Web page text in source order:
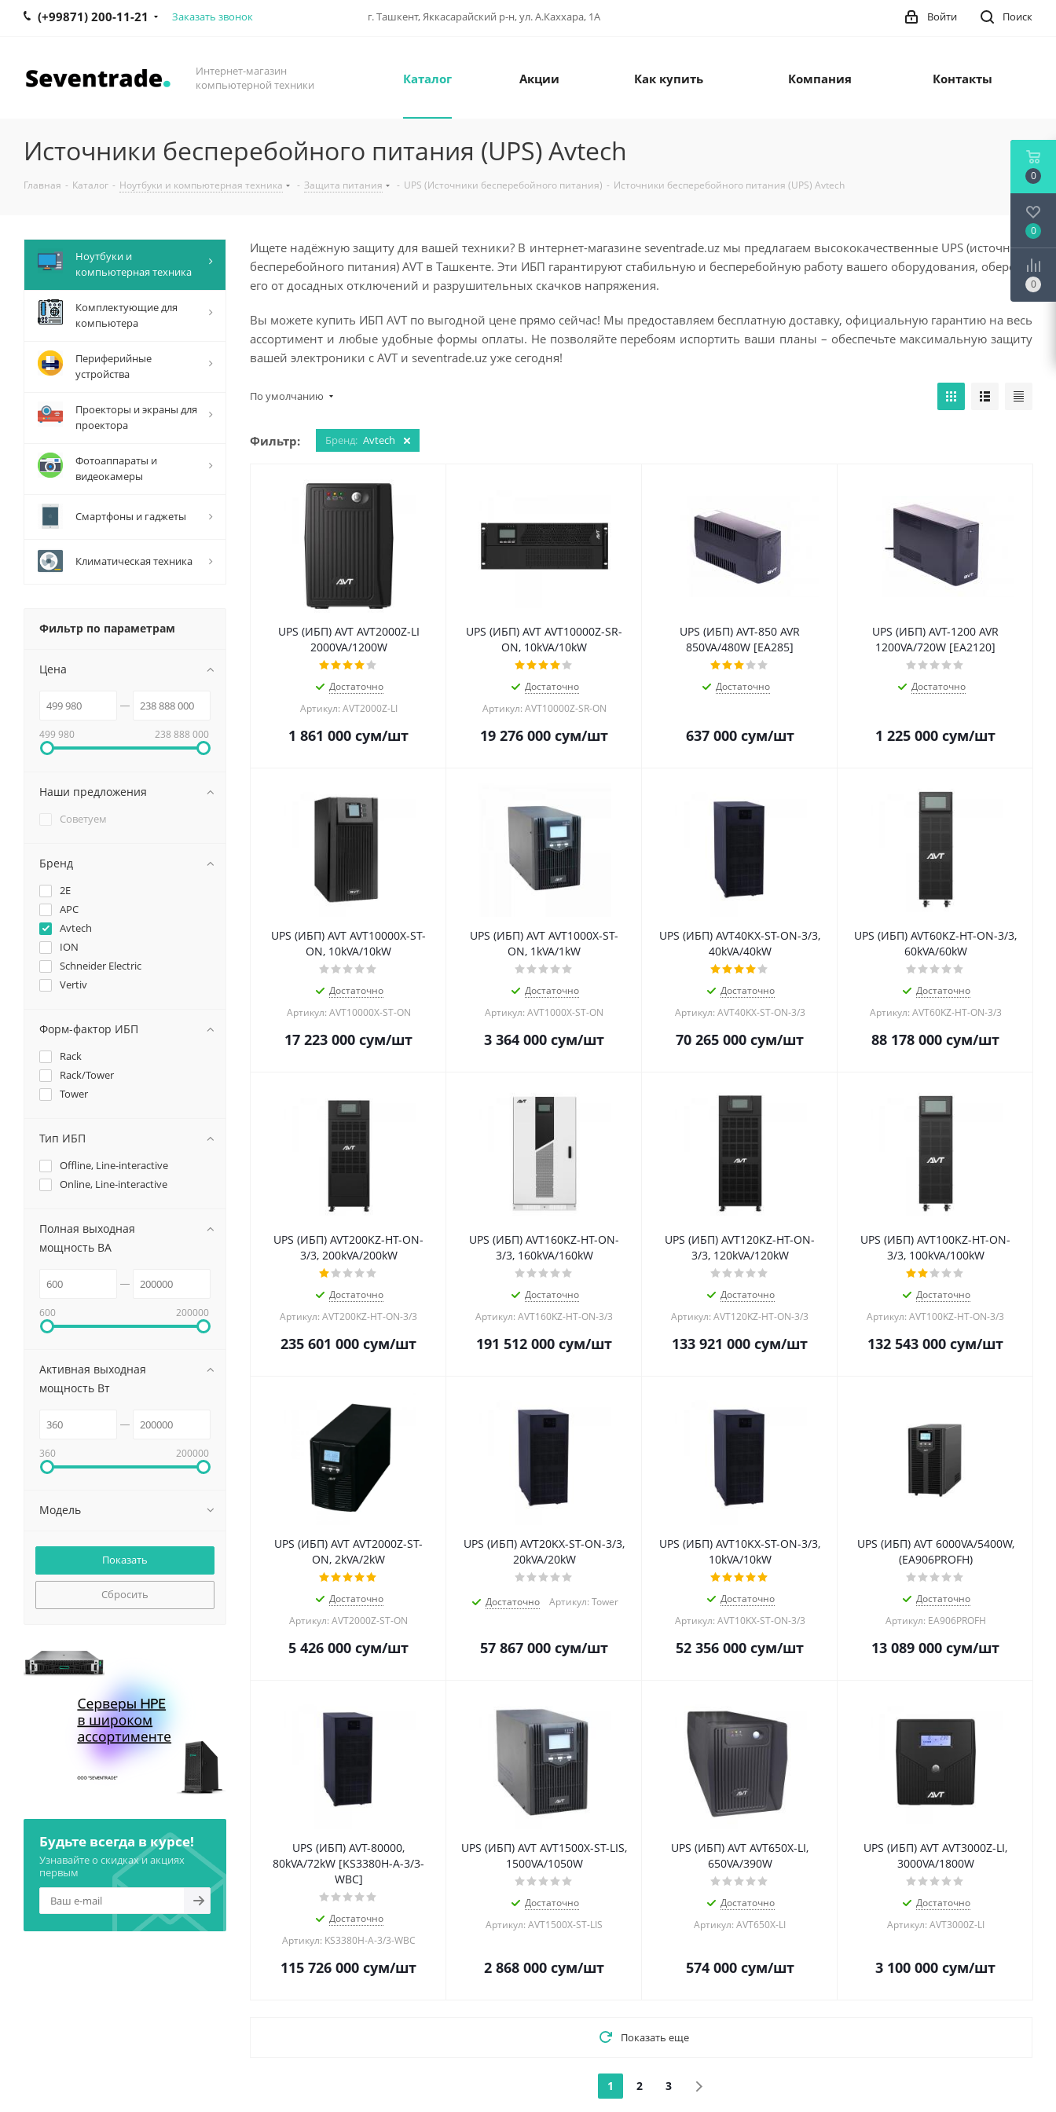
(+99871) 200-11-21 Заказать звонок г. Ташкент, Яккасарайский р-н, ул. А.Каххара, 1А Поиск
Войти
Интернет-магазин
компьютерной техники
Каталог Акции Как купить Компания Контакты
Источники бесперебойного питания (UPS) Avtech
Главная - Каталог - Ноутбуки и компьютерная техника - Защита питания - UPS (Источники бесперебойного питания) - Источники бесперебойного питания (UPS) Avtech
Ищете надёжную защиту для вашей техники? В интернет-магазине seventrade.uz мы предлагаем высококачественные UPS (источники
бесперебойного питания) AVT в Ташкенте. Эти ИБП гарантируют стабильную и бесперебойную работу вашего оборудования, оберегая
его от досадных отключений и разрушительных скачков напряжения.
Вы можете купить ИБП AVT по выгодной цене прямо сейчас! Мы предоставляем бесплатную доставку, официальную гарантию на весь
ассортимент и любые удобные формы оплаты. Не позволяйте перебоям испортить ваши планы – обеспечьте максимальную защиту
вашей электроники с AVT и seventrade.uz уже сегодня!
По умолчанию
Фильтр: Бренд: Avtech
UPS (ИБП) AVT AVT2000Z-LI
2000VA/1200W
Достаточно
Артикул: AVT2000Z-LI
1 861 000 сум/шт
UPS (ИБП) AVT AVT10000Z-SR-
ON, 10kVA/10kW
Достаточно
Артикул: AVT10000Z-SR-ON
19 276 000 сум/шт
UPS (ИБП) AVT-850 AVR
850VA/480W [EA285]
Достаточно
637 000сум/шт
UPS (ИБП) AVT-1200 AVR
1200VA/720W [EA2120]
Достаточно
1 225 000 сум/шт
UPS (ИБП) AVT AVT10000X-ST-
ON, 10kVA/10kW
Достаточно
Артикул: AVT10000X-ST-ON
17 223 000 сум/шт
UPS (ИБП) AVT AVT1000X-ST-
ON, 1kVA/1kW
Достаточно
Артикул: AVT1000X-ST-ON
3 364 000 сум/шт
UPS (ИБП) AVT40KX-ST-ON-3/3,
40kVA/40kW
Достаточно
Артикул: AVT40KX-ST-ON-3/3
70 265 000 сум/шт
UPS (ИБП) AVT60KZ-HT-ON-3/3,
60kVA/60kW
Достаточно
Артикул: AVT60KZ-HT-ON-3/3
88 178 000 сум/шт
UPS (ИБП) AVT200KZ-HT-ON-
3/3, 200kVA/200kW
Достаточно
Артикул: AVT200KZ-HT-ON-3/3
235 601 000 сум/шт
UPS (ИБП) AVT160KZ-HT-ON-
3/3, 160kVA/160kW
Достаточно
Артикул: AVT160KZ-HT-ON-3/3
191 512 000 сум/шт
UPS (ИБП) AVT120KZ-HT-ON-
3/3, 120kVA/120kW
Достаточно
Артикул: AVT120KZ-HT-ON-3/3
133 921 000 сум/шт
UPS (ИБП) AVT100KZ-HT-ON-
3/3, 100kVA/100kW
Достаточно
Артикул: AVT100KZ-HT-ON-3/3
132 543 000 сум/шт
UPS (ИБП) AVT AVT2000Z-ST-
ON, 2kVA/2kW
Достаточно
Артикул: AVT2000Z-ST-ON
5 426 000 сум/шт
UPS (ИБП) AVT20KX-ST-ON-3/3,
20kVA/20kW
Достаточно Артикул: Tower
57 867 000 сум/шт
UPS (ИБП) AVT10KX-ST-ON-3/3,
10kVA/10kW
Достаточно
Артикул: AVT10KX-ST-ON-3/3
52 356 000 сум/шт
UPS (ИБП) AVT 6000VA/5400W,
(EA906PROFH)
Достаточно
Артикул: EA906PROFH
13 089 000 сум/шт
UPS (ИБП) AVT-80000,
80kVA/72kW [KS3380H-A-3/3-
WBC]
Достаточно
Артикул: KS3380H-A-3/3-WBC
115 726 000 сум/шт
UPS (ИБП) AVT AVT1500X-ST-LIS,
1500VA/1050W
Достаточно
Артикул: AVT1500X-ST-LIS
2 868 000 сум/шт
UPS (ИБП) AVT AVT650X-LI,
650VA/390W
Достаточно
Артикул: AVT650X-LI
574 000сум/шт
UPS (ИБП) AVT AVT3000Z-LI,
3000VA/1800W
Достаточно
Артикул: AVT3000Z-LI
3 100 000 сум/шт
Показать еще
1 2 3
Ноутбуки и
компьютерная техника
Комплектующие для
компьютера
Периферийные
устройства
Проекторы и экраны для
проектора
Фотоаппараты и
видеокамеры
Смартфоны и гаджеты
Климатическая техника
Фильтр по параметрам
Цена
499 980 238 888 000
Наши предложения
Советуем
Бренд
2E
APC
Avtech
ION
Schneider Electric
Vertiv
Форм-фактор ИБП
Rack
Rack/Tower
Tower
Тип ИБП
Offline, Line-interactive
Online, Line-interactive
Полная выходная
мощность ВА
600 200000
Активная выходная
мощность Вт
360 200000
Модель
Сбросить
Будьте всегда в курсе!
Узнавайте о скидках и акциях
первым
0
0
0